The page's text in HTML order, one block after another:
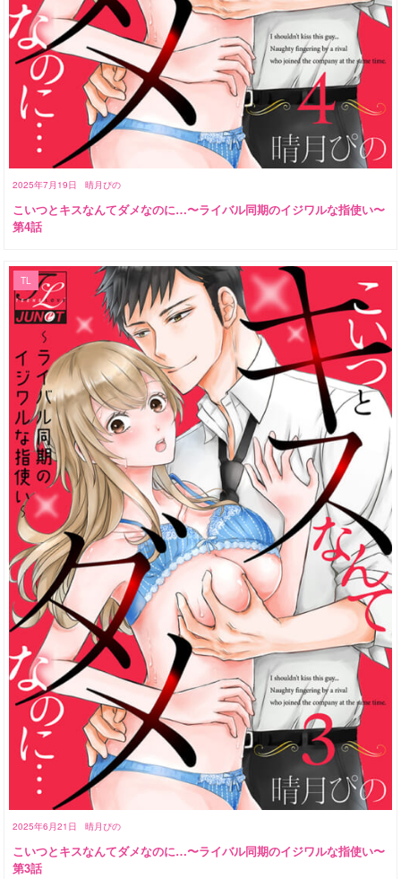
2025年7月19日 晴月ぴの
こいつとキスなんてダメなのに…〜ライバル同期のイジワルな指使い〜
第4話
2025年6月21日 晴月ぴの
TL
こいつとキスなんてダメなのに…〜ライバル同期のイジワルな指使い〜
第3話